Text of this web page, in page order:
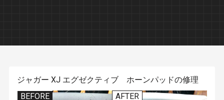
ジャガー XJ エグゼクティブ ホーンパッドの修理
BEFORE
AFTER